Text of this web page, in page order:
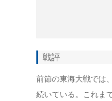
戦評
前節の東海大戦では
続いている。これま